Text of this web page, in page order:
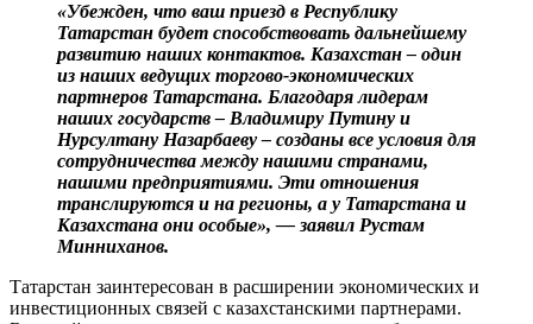
«Убежден, что ваш приезд в Республику
Татарстан будет способствовать дальнейшему
развитию наших контактов. Казахстан – один
из наших ведущих торгово-экономических
партнеров Татарстана. Благодаря лидерам
наших государств – Владимиру Путину и
Нурсултану Назарбаеву – созданы все условия для
сотрудничества между нашими странами,
нашими предприятиями. Эти отношения
транслируются и на регионы, а у Татарстана и
Казахстана они особые», — заявил Рустам
Минниханов.
Татарстан заинтересован в расширении экономических и
инвестиционных связей с казахстанскими партнерами.